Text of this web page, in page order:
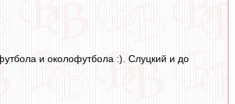
и околофутбола :). Слуцкий и до